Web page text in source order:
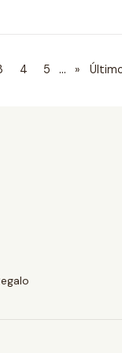
4 5 ... »